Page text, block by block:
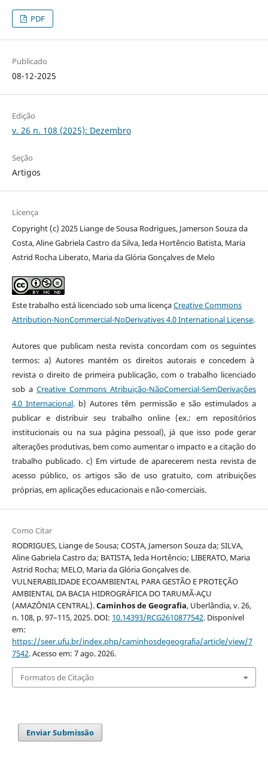
PDF
Publicado
08-12-2025
Edição
v. 26 n. 108 (2025): Dezembro
Seção
Artigos
Licença
Copyright (c) 2025 Liange de Sousa Rodrigues, Jamerson Souza da
Costa, Aline Gabriela Castro da Silva, Ieda Hortêncio Batista, Maria
Astrid Rocha Liberato, Maria da Glória Gonçalves de Melo
Este trabalho está licenciado sob uma licençaCreative Commons
Attribution-NonCommercial-NoDerivatives 4.0 International License.
Autores que publicam nesta revista concordam com os seguintes
termos: a) Autores mantém os direitos autorais e concedem à
revista o direito de primeira publicação, com o trabalho licenciado
sob a Creative Commons Atribuição-NãoComercial-SemDerivações
4.0 Internacional. b) Autores têm permissão e são estimulados a
publicar e distribuir seu trabalho online (ex.: em repositórios
institucionais ou na sua página pessoal), já que isso pode gerar
alterações produtivas, bem como aumentar o impacto e a citação do
trabalho publicado. c) Em virtude de aparecerem nesta revista de
acesso público, os artigos são de uso gratuito, com atribuições
próprias, em aplicações educacionais e não-comerciais.
Como Citar
RODRIGUES, Liange de Sousa; COSTA, Jamerson Souza da; SILVA,
Aline Gabriela Castro da; BATISTA, Ieda Hortêncio; LIBERATO, Maria
Astrid Rocha; MELO, Maria da Glória Gonçalves de.
VULNERABILIDADE ECOAMBIENTAL PARA GESTÃO E PROTEÇÃO
AMBIENTAL DA BACIA HIDROGRÁFICA DO TARUMÃ-AÇU
(AMAZÔNIA CENTRAL).Caminhos de Geografia, Uberlândia, v. 26,
n. 108, p. 97–115, 2025. DOI: 10.14393/RCG2610877542. Disponível
em:
https://seer.ufu.br/index.php/caminhosdegeografia/article/view/7
7542. Acesso em: 7 ago. 2026.
Formatos de Citação
Enviar Submissão